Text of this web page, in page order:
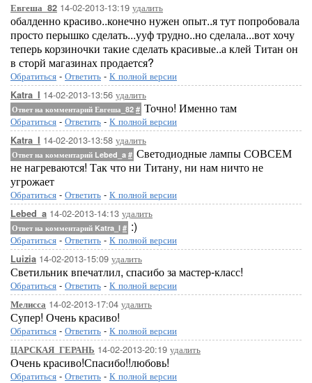
Евгеша_82 14-02-2013-13:19 удалить
обалденно красиво..конечно нужен опыт..я тут попробовала
просто перышко сделать...ууф трудно..но сделала...вот хочу
теперь корзиночки такие сделать красивые..а клей Титан он
в сторй магазинах продается?
Обратиться - Ответить - К полной версии
Katra_I 14-02-2013-13:56 удалить
Ответ на комментарий Евгеша_82 # Точно! Именно там
Обратиться - Ответить - К полной версии
Katra_I 14-02-2013-13:58 удалить
Ответ на комментарий Lebed_a # Светодиодные лампы СОВСЕМ
не нагреваются! Так что ни Титану, ни нам ничто не
угрожает
Обратиться - Ответить - К полной версии
Lebed_a 14-02-2013-14:13 удалить
Ответ на комментарий Katra_I # :)
Обратиться - Ответить - К полной версии
Luizia 14-02-2013-15:09 удалить
Светильник впечатлил, спасибо за мастер-класс!
Обратиться - Ответить - К полной версии
Мелисса 14-02-2013-17:04 удалить
Супер! Очень красиво!
Обратиться - Ответить - К полной версии
ЦАРСКАЯ_ГЕРАНЬ 14-02-2013-20:19 удалить
Очень красиво!Спасибо!!любовь!
Обратиться - Ответить - К полной версии